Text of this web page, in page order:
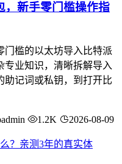
，新手零门槛操作指
门槛的以太坊导入比特派
专业知识，清晰拆解导入
助记词或私钥，到打开比
1.2K 2026-08-09